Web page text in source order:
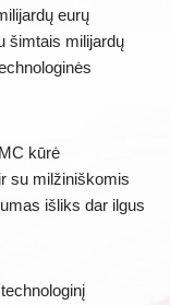
eurų
šimtais milijardų
kūrė
su milžiniškomis
išliks dar ilgus